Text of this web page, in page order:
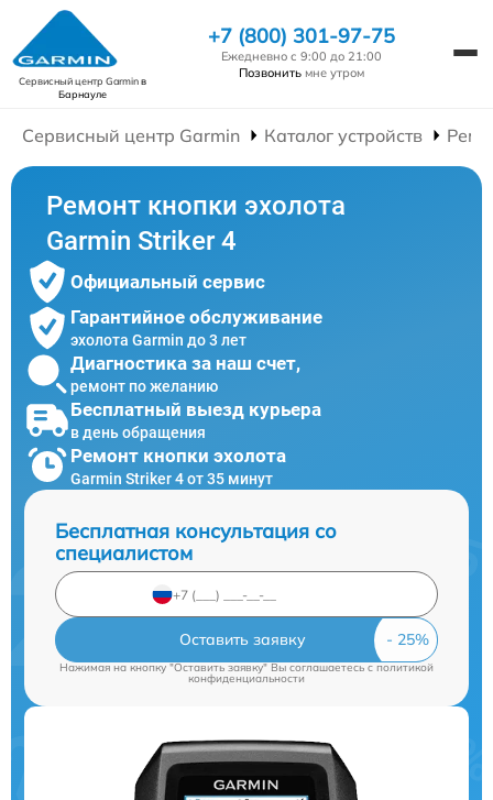
Сервисный центр Garminв
Барнауле
+7 (800) 301-97-75
Ежедневно с 9:00 до 21:00
Позвонить мне утром
Сервисный центр Garmin Каталог устройств
Ремонт кнопки эхолота
Garmin Striker 4
Официальный сервис
Гарантийное обслуживание
эхолота Garmin до 3 лет
Диагностика за наш счет,
ремонт по желанию
Бесплатный выезд курьера
в день обращения
Ремонт кнопки эхолота
Garmin Striker 4 от 35 минут
Бесплатная консультация со
специалистом
Оставить заявку
Нажимая на кнопку "Оставить заявку" Вы соглашаетесь cполитикой
конфиденциальности